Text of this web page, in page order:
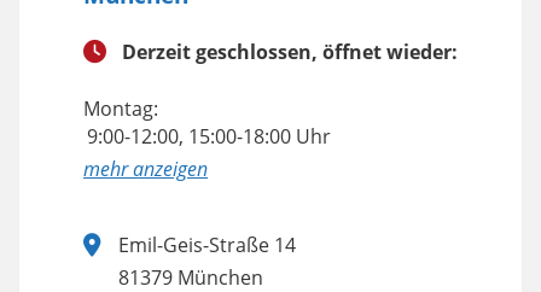
Derzeit geschlossen, öffnet wieder:
Montag:
9:00-12:00, 15:00-18:00 Uhr
anzeigen
Emil-Geis-Straße 14
81379 München